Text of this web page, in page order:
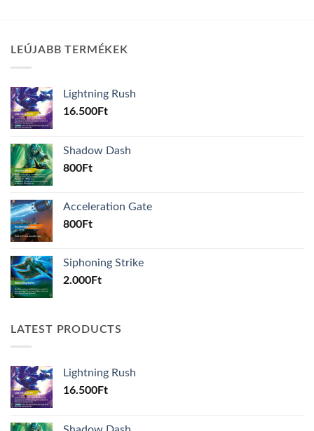
LEÚJABB TERMÉKEK
Lightning Rush
16.500Ft
Shadow Dash
800Ft
Acceleration Gate
800Ft
Siphoning Strike
2.000Ft
LATEST PRODUCTS
Lightning Rush
16.500Ft